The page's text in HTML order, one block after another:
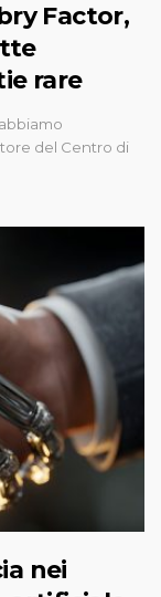
Factor,
rare
del Centro di
nei